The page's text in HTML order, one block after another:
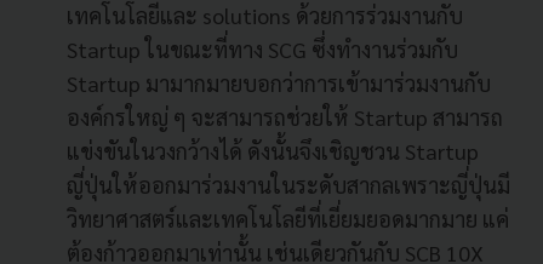
เทคโนโลยีและ solutions ด้วยการร่วมงานกับ
Startup ในขณะที่ทาง SCG ซึ่งทำงานร่วมกับ
Startup มามากมายบอกว่าการเข้ามาร่วมงานกับ
องค์กรใหญ่ ๆ จะสามารถช่วยให้ Startup สามารถ
แข่งขันในวงกว้างได้ ดังนั้นจึงเชิญชวน Startup
ญี่ปุ่นให้ออกมาร่วมงานในระดับสากลเพราะญี่ปุ่นมี
วิทยาศาสตร์และเทคโนโลยีที่เยี่ยมยอดมากมาย แค่
ต้องก้าวออกมาเท่านั้น เช่นเดียวกันกับ SCB 10X